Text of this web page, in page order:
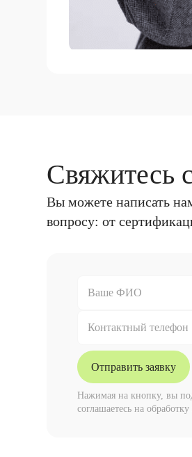
Свяжитесь
Вы можете написать
вопросу: от
Отправить заявку
Нажимая на кнопку, вы
соглашаетесь на